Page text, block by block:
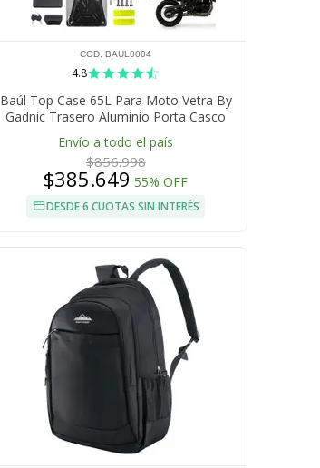
COD. BAUL0004
4.8
Baúl Top Case 65L Para Moto Vetra By
Gadnic Trasero Aluminio Porta Casco
Envío a todo el país
$856.998
$385.649 55% OFF
DESDE 6 CUOTAS SIN INTERÉS